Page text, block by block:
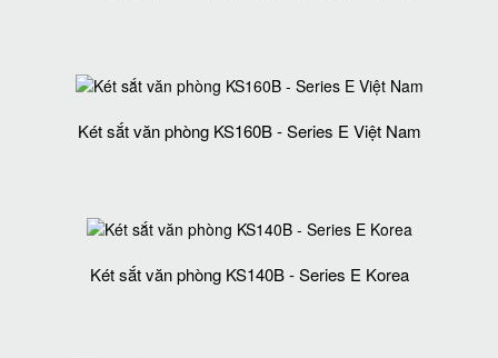
Két sắt văn phòng KS160B - Series E Việt Nam
Két sắt văn phòng KS140B - Series E Korea